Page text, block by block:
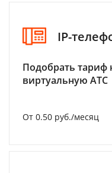
IP-
Подобрать тариф
виртуальную АТС
От 0.50 руб./месяц